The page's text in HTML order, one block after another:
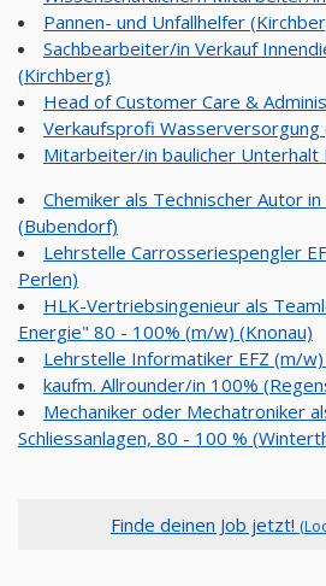
Pannen- und Unfallhelfer
Sachbearbeiter/in Verkauf
(Kirchberg)
Head of Customer Care &
Verkaufsprofi
Mitarbeiter/in baulicher Unterhalt
Chemiker als Technischer Autor
(Bubendorf)
Lehrstelle Carrosseriespengler
Perlen)
HLK-Vertriebsingenieur als
Energie" 80 - 100% (m/w) (Knonau)
Lehrstelle Informatiker EFZ (m/w)
kaufm. Allrounder/in 100%
Mechaniker oder Mechatroniker
Schliessanlagen, 80 - 100 %
Finde deinen Job jetzt!